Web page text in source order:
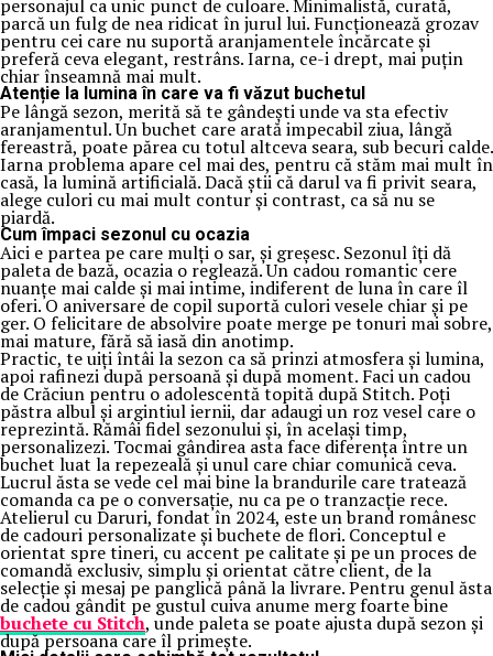
personajul ca unic punct de culoare. Minimalistă, curată,
parcă un fulg de nea ridicat în jurul lui. Funcționează grozav
pentru cei care nu suportă aranjamentele încărcate și
preferă ceva elegant, restrâns. Iarna, ce-i drept, mai puțin
chiar înseamnă mai mult.
Atenție la lumina în care va fi văzut buchetul
Pe lângă sezon, merită să te gândești unde va sta efectiv
aranjamentul. Un buchet care arată impecabil ziua, lângă
fereastră, poate părea cu totul altceva seara, sub becuri calde.
Iarna problema apare cel mai des, pentru că stăm mai mult în
casă, la lumină artificială. Dacă știi că darul va fi privit seara,
alege culori cu mai mult contur și contrast, ca să nu se
piardă.
Cum împaci sezonul cu ocazia
Aici e partea pe care mulți o sar, și greșesc. Sezonul îți dă
paleta de bază, ocazia o reglează. Un cadou romantic cere
nuanțe mai calde și mai intime, indiferent de luna în care îl
oferi. O aniversare de copil suportă culori vesele chiar și pe
ger. O felicitare de absolvire poate merge pe tonuri mai sobre,
mai mature, fără să iasă din anotimp.
Practic, te uiți întâi la sezon ca să prinzi atmosfera și lumina,
apoi rafinezi după persoană și după moment. Faci un cadou
de Crăciun pentru o adolescentă topită după Stitch. Poți
păstra albul și argintiul iernii, dar adaugi un roz vesel care o
reprezintă. Rămâi fidel sezonului și, în același timp,
personalizezi. Tocmai gândirea asta face diferența între un
buchet luat la repezeală și unul care chiar comunică ceva.
Lucrul ăsta se vede cel mai bine la brandurile care tratează
comanda ca pe o conversație, nu ca pe o tranzacție rece.
Atelierul cu Daruri, fondat în 2024, este un brand românesc
de cadouri personalizate și buchete de flori. Conceptul e
orientat spre tineri, cu accent pe calitate și pe un proces de
comandă exclusiv, simplu și orientat către client, de la
selecție și mesaj pe panglică până la livrare. Pentru genul ăsta
de cadou gândit pe gustul cuiva anume merg foarte bine
buchete cu Stitch, unde paleta se poate ajusta după sezon și
după persoana care îl primește.